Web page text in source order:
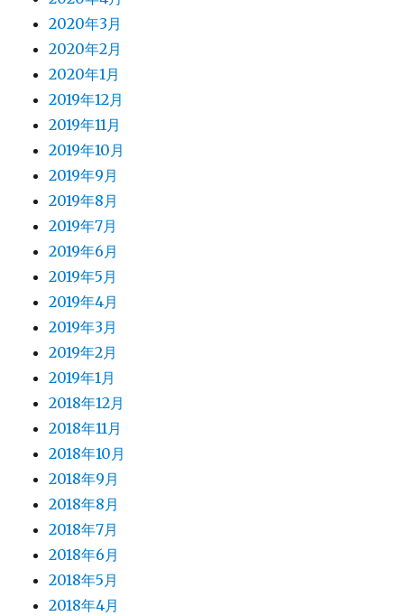
2020年3月
2020年2月
2020年1月
2019年12月
2019年11月
2019年10月
2019年9月
2019年8月
2019年7月
2019年6月
2019年5月
2019年4月
2019年3月
2019年2月
2019年1月
2018年12月
2018年11月
2018年10月
2018年9月
2018年8月
2018年7月
2018年6月
2018年5月
2018年4月